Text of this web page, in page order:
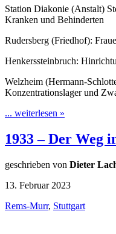
Station Diakonie (Anstalt)
Kranken und Behinderten
Rudersberg (Friedhof):
Henkerssteinbruch:
Welzheim (Hermann-
Konzentrationslager und
... weiterlesen »
1933 – Der Weg
geschrieben von Dieter
13. Februar 2023
Rems-Murr, Stuttgart